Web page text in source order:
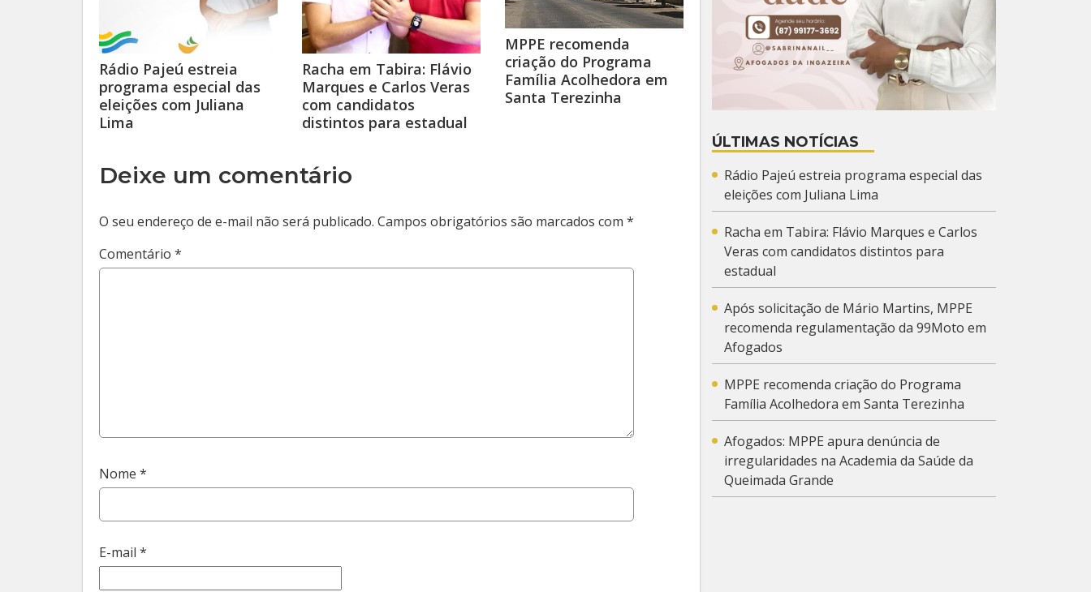
Rádio Pajeú estreia
programa especial das
eleições com Juliana
Lima
Racha em Tabira: Flávio
Marques e Carlos Veras
com candidatos
distintos para estadual
MPPE recomenda
criação do Programa
Família Acolhedora em
Santa Terezinha
Deixe um comentário
O seu endereço de e-mail não será publicado. Campos obrigatórios são marcados com *
Comentário *
Nome *
E-mail *
ÚLTIMAS NOTÍCIAS
Rádio Pajeú estreia programa especial das
eleições com Juliana Lima
Racha em Tabira: Flávio Marques e Carlos
Veras com candidatos distintos para
estadual
Após solicitação de Mário Martins, MPPE
recomenda regulamentação da 99Moto em
Afogados
MPPE recomenda criação do Programa
Família Acolhedora em Santa Terezinha
Afogados: MPPE apura denúncia de
irregularidades na Academia da Saúde da
Queimada Grande